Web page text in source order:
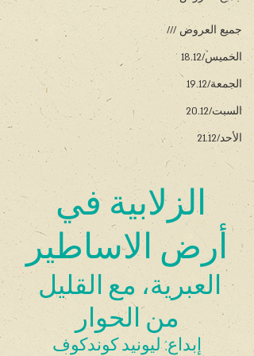
جميع العروض ///
الخميس/18.12
الجمعة/19.12
السبت/20.12
الأحد/21.12
الزلابية في
أرض الاساطير
العبرية، مع القليل
من الحوار
إبداع: ليونيد كوندكوف